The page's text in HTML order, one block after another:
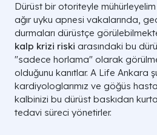
Dürüst bir otoriteyle
ağır uyku apnesi vakalarında,
durmaları dürüstçe
kalp krizi riski arasındaki bu
"sadece horlama" olarak
olduğunu kanıtlar. A Life Ankara
kardiyologlarımız ve göğüs
kalbinizi bu dürüst baskıdan
tedavi süreci yönetirler.